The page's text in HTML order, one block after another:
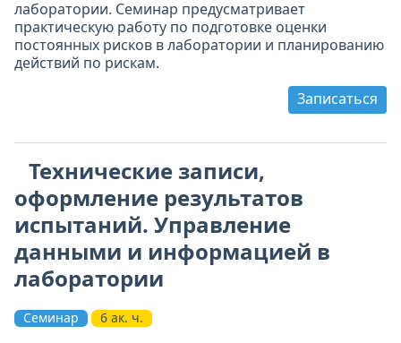
лаборатории. Семинар предусматривает
практическую работу по подготовке оценки
постоянных рисков в лаборатории и планированию
действий по рискам.
Записаться
Технические записи,
оформление результатов
испытаний. Управление
данными и информацией в
лаборатории
Семинар 6 ак. ч.